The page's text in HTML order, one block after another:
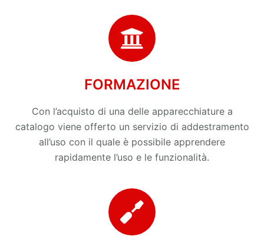
FORMAZIONE
Con l’acquisto di una delle apparecchiature a
catalogo viene offerto un servizio di addestramento
all’uso con il quale è possibile apprendere
rapidamente l’uso e le funzionalità.